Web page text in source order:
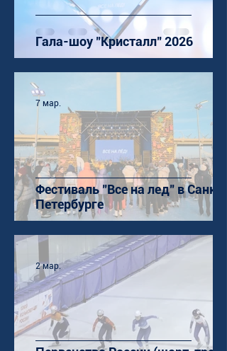
Гала-шоу "Кристалл" 2026
Фестиваль "Все на лед" в Санкт-
Петербурге
7 мар.
2 мар.